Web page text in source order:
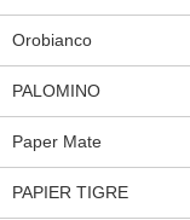
Orobianco
PALOMINO
Paper Mate
PAPIER TIGRE